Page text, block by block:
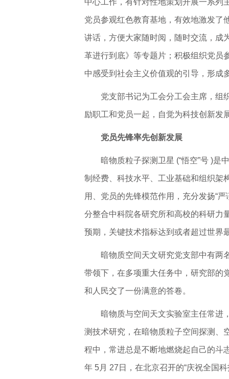
中心工作，有针对性地策划开展一系列
党员参观红色教育基地，有效地激发了
讲话，方便大家随时阅，随时交流，成
革进行到底》等专题片；积极组织党员
中感受到社会主义价值观的引导，形成
党支部书记为工会分工会主席，组
励职工和党员一起，自觉为科技创新发
党员先锋率先创新发展
暗物质粒子探测卫星 (“悟空”号 )
制经费、科技水平、工业基础和组织架
用、党员的先锋模范作用，充分发扬“
分整合中科院各研究所和高校的科研力
预期，关键技术指标达到或者超过世界
暗物质空间天文研究党支部中有两
带领下，在多项重大任务中，研究部的
和人民交了一份满意的答卷。
暗物质与空间天文实验室主任常进
测技术研究，在暗物质粒子空间探测、
程中，常进总是不断地燃烧起自己的斗
年 5月 27日，在北京召开的“庆祝全国